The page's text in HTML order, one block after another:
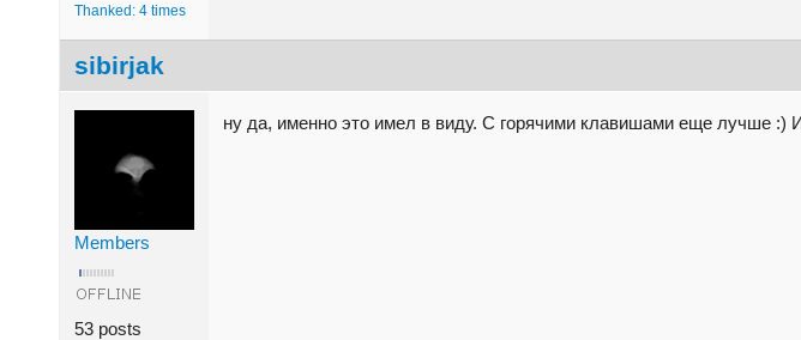
Thanked: 4 times
sibirjak
Members
53 posts
ну да, именно это имел в виду. С горячими клавишами еще лучше :)